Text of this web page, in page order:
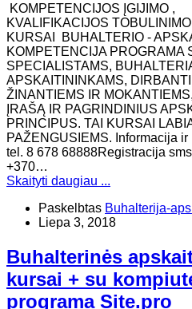
KOMPETENCIJOS ĮGIJIMO ,
KVALIFIKACIJOS
KURSAI BUHALTERIO -
KOMPETENCIJA PROGRAMA
SPECIALISTAMS,
APSKAITININKAMS,
ŽINANTIEMS IR
ĮRAŠĄ IR PAGRINDINIUS
PRINCIPUS. TAI KURSAI
PAŽENGUSIEMS. Informacija ir
tel. 8 678 68888Registracija
+370…
Skaityti daugiau ...
Paskelbtas Buhalterija-
Liepa 3, 2018
Buhalterinės
kursai + su
programa Site.pro